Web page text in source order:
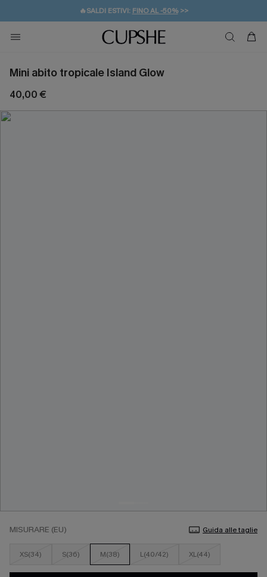
🔥SALDI ESTIVI: FINO AL -50%>>
🚚SPEDIZIONE GRATUITA DA 49€
💌REGALO PER I NUOVI: 20% DI SCONTO*
Mini abito tropicale Island Glow
40,00 €
MISURARE (EU) Guida alle taglie
XS(34) S(36) M(38) L(40/42) XL(44)